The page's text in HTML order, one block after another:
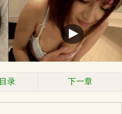
目录 下一章